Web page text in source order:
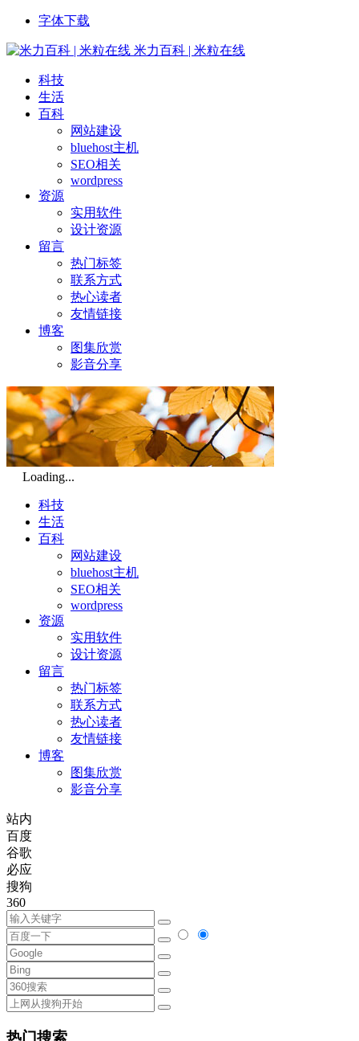
字体下载
米力百科 | 米粒在线
科技
生活
百科
网站建设
bluehost主机
SEO相关
wordpress
资源
实用软件
设计资源
留言
热门标签
联系方式
热心读者
友情链接
博客
图集欣赏
影音分享
Loading...
科技
生活
百科
网站建设
bluehost主机
SEO相关
wordpress
资源
实用软件
设计资源
留言
热门标签
联系方式
热心读者
友情链接
博客
图集欣赏
影音分享
站内
百度
谷歌
必应
搜狗
360
热门搜索